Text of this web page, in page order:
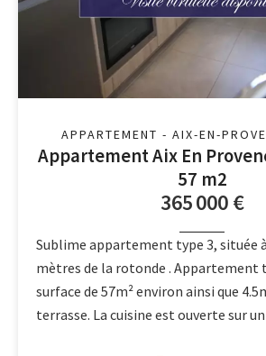
APPARTEMENT - AIX-EN-
Appartement Aix En
57 m2
365 000 €
Sublime appartement type 3, située
mètres de la rotonde . Appartement
surface de 57m² environ ainsi que
terrasse. La cuisine est ouverte sur un